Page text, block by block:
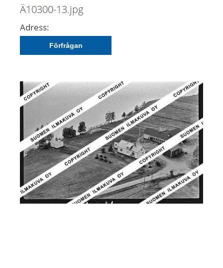
Ä10300-13.jpg
Adress:
Förfrågan